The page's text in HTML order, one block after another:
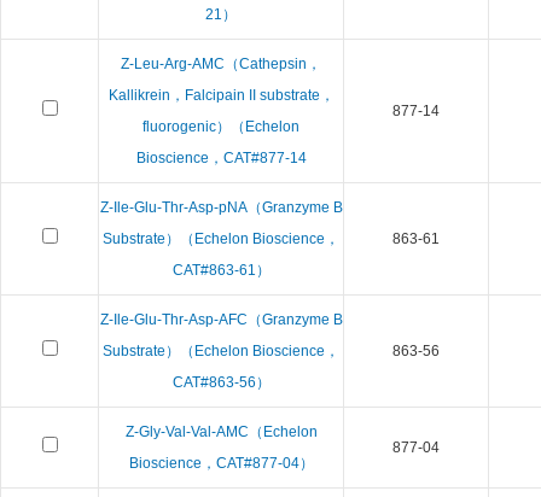
21）
Z-Leu-Arg-AMC（Cathepsin，
Kallikrein，Falcipain II substrate，
fluorogenic）（Echelon
Bioscience，CAT#877-14
877-14
Z-Ile-Glu-Thr-Asp-pNA（Granzyme B
Substrate）（Echelon Bioscience，
CAT#863-61）
863-61
Z-Ile-Glu-Thr-Asp-AFC（Granzyme B
Substrate）（Echelon Bioscience，
CAT#863-56）
863-56
Z-Gly-Val-Val-AMC（Echelon
Bioscience，CAT#877-04）
877-04